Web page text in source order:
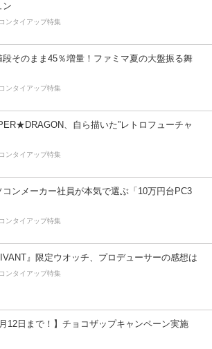
ン
ンタイアップ特集
段そのまま45％増量！ファミマ夏の大盤振る舞
ンタイアップ特集
、自ら描いた”レトロフューチャ
ンタイアップ特集
コンメーカー社員が本気で選ぶ「10万円台PC3
ンタイアップ特集
』限定ウオッチ、プロデューサーの感想は
ンタイアップ特集
月12日まで！】チョコザップキャンペーン実施